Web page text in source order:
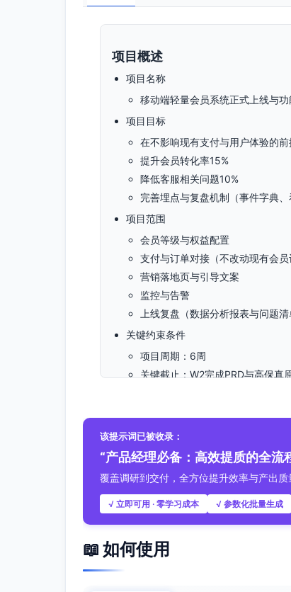
项目概述
项目名称
移动端轻量会员系统正式上线与功
项目目标
在不影响现有支付与用户体验的
提升会员转化率15%
降低客服相关问题10%
完善埋点与复盘机制（事件字典、
项目范围
会员等级与权益配置
支付与订单对接（不改动现有会员
营销落地页与引导文案
监控与告警
上线复盘（数据分析报表与问题清
关键约束条件
项目周期：6周
关键截止：W2完成PRD与高保真
合规与稳定性：数据隐私与合规
预算约束：推广费用约2万，云资
主要阶段划分
方案与设计（PRD与高保真原型，
该提示词已被收录：
“产品经理必备：高效提质的全流
覆盖调研到交付，全方位提升效率与产出质
√ 立即可用 · 零学习成本 √ 参数化批量生成
📖 如何使用